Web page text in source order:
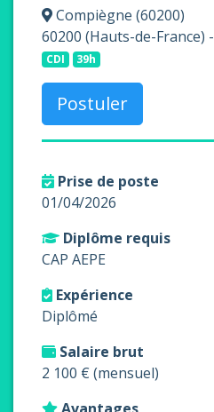
Compiègne (60200)
60200 (Hauts-de-France) -
CDI 39h
Postuler
Prise de poste
01/04/2026
Diplôme requis
CAP AEPE
Expérience
Diplômé
Salaire brut
2 100 € (mensuel)